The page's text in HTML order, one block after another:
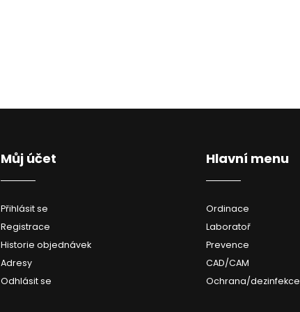
Můj účet
Přihlásit se
Registrace
Historie objednávek
Adresy
Odhlásit se
Hlavní menu
Ordinace
Laboratoř
Prevence
CAD/CAM
Ochrana/dezinfekce